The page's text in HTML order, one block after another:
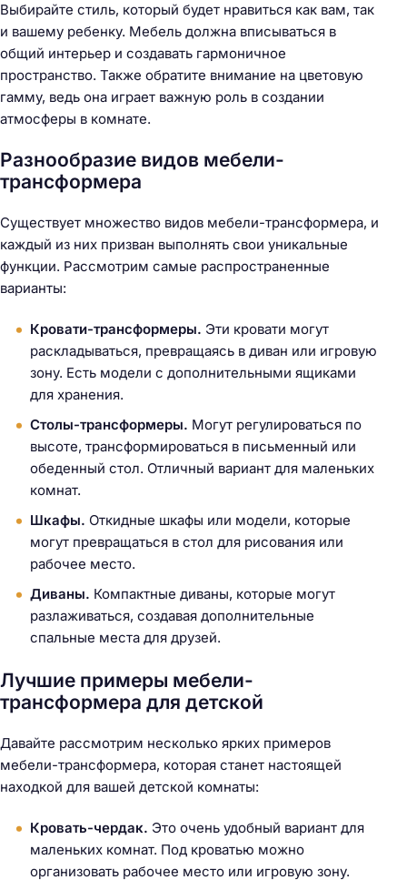
Выбирайте стиль, который будет нравиться как вам, так
и вашему ребенку. Мебель должна вписываться в
общий интерьер и создавать гармоничное
пространство. Также обратите внимание на цветовую
гамму, ведь она играет важную роль в создании
атмосферы в комнате.
Разнообразие видов мебели-
трансформера
Существует множество видов мебели-трансформера, и
каждый из них призван выполнять свои уникальные
функции. Рассмотрим самые распространенные
варианты:
Кровати-трансформеры. Эти кровати могут
раскладываться, превращаясь в диван или игровую
зону. Есть модели с дополнительными ящиками
для хранения.
Столы-трансформеры. Могут регулироваться по
высоте, трансформироваться в письменный или
обеденный стол. Отличный вариант для маленьких
комнат.
Шкафы. Откидные шкафы или модели, которые
могут превращаться в стол для рисования или
рабочее место.
Диваны. Компактные диваны, которые могут
разлаживаться, создавая дополнительные
спальные места для друзей.
Лучшие примеры мебели-
трансформера для детской
Давайте рассмотрим несколько ярких примеров
мебели-трансформера, которая станет настоящей
находкой для вашей детской комнаты:
Кровать-чердак. Это очень удобный вариант для
маленьких комнат. Под кроватью можно
организовать рабочее место или игровую зону.